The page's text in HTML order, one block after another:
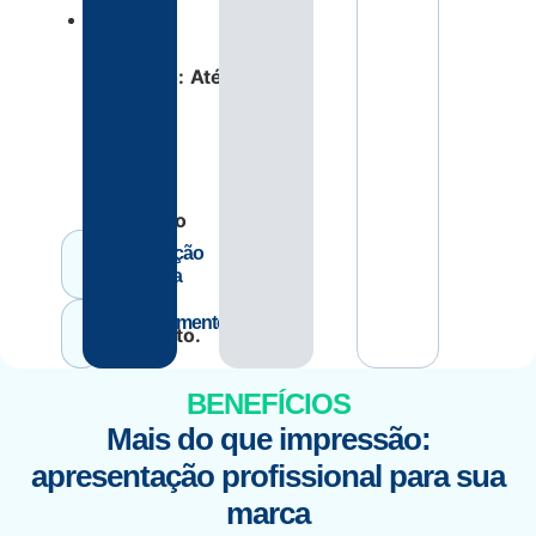
Produção: Até
aprovação
pagamento.
Produção
Própria
Atendimento
BENEFÍCIOS
Mais do que impressão:
apresentação profissional para sua
marca